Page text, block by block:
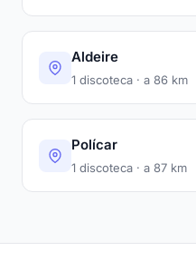
Aldeire
1 discoteca · a 86 km
Polícar
1 discoteca · a 87 km